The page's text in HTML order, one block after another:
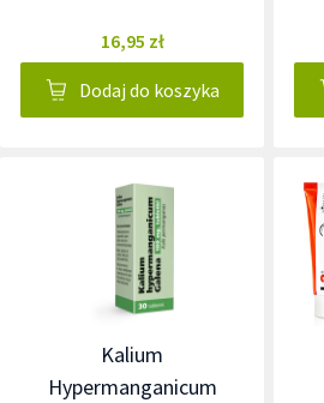
16,95 zł
Dodaj do koszyka
Kalium
Hypermanganicum